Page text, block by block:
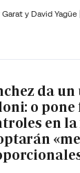
y David Yagüe
da
o pone
en